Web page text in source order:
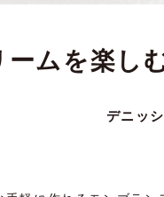
ームを楽し
デニッ